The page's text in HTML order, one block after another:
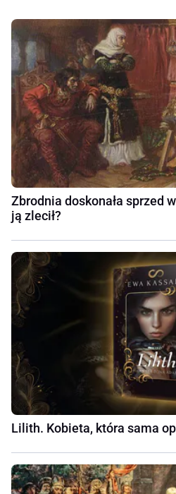
Zbrodnia doskonała sprzed
ją zlecił?
Lilith. Kobieta, która sama